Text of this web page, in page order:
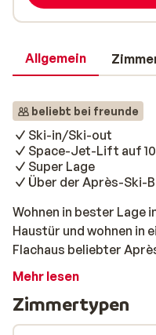
Allgemein
beliebt bei freunde
Ski-in/Ski-out
Space-Jet-Lift auf
Super Lage
Über der Après-Ski-
Wohnen in bester Lage
Haustür und wohnen in
Flachaus beliebter
ist ein brandneuer
Wintersportunterkunft
Piste und in der Nähe
Mehr lesen
Zimmertypen